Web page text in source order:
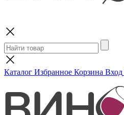
Каталог Избранное Корзина Вход